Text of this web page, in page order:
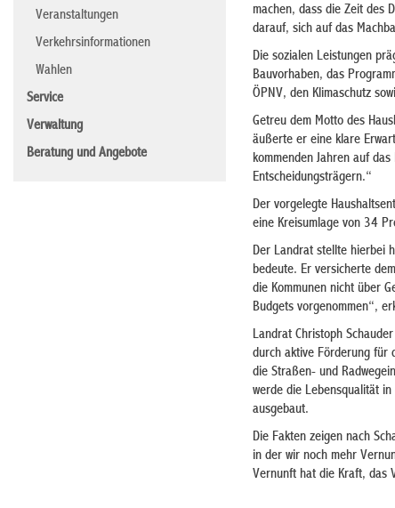
Veranstaltungen
Verkehrsinformationen
Wahlen
Service
Verwaltung
Beratung und Angebote
machen, dass die Zeit des
darauf, sich auf das
Die sozialen Leistungen
Bauvorhaben, das
ÖPNV, den Klimaschutz
Getreu dem Motto des
äußerte er eine klare
kommenden Jahren auf
Entscheidungsträgern.“
Der vorgelegte
eine Kreisumlage von 34
Der Landrat stellte hierbei
bedeute. Er versicherte
die Kommunen nicht über
Budgets vorgenommen“,
Landrat Christoph
durch aktive Förderung für
die Straßen- und
werde die Lebensqualität
ausgebaut.
Die Fakten zeigen nach
in der wir noch mehr
Vernunft hat die Kraft, das